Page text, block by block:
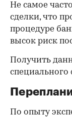
Не самое
сделки, что
процедуре
высок риск
Получить
специального
По опыту